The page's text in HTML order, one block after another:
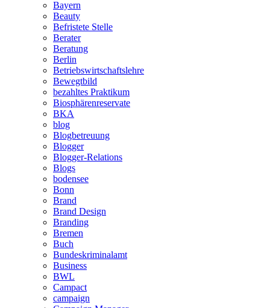
Bayern
Beauty
Befristete Stelle
Berater
Beratung
Berlin
Betriebswirtschaftslehre
Bewegtbild
bezahltes Praktikum
Biosphärenreservate
BKA
blog
Blogbetreuung
Blogger
Blogger-Relations
Blogs
bodensee
Bonn
Brand
Brand Design
Branding
Bremen
Buch
Bundeskriminalamt
Business
BWL
Campact
campaign